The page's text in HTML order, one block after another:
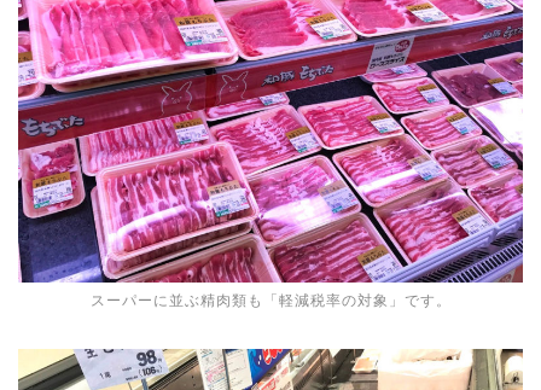
スーパーに並ぶ精肉類も「軽減税率の対象」です。